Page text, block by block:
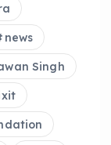
news
Singh